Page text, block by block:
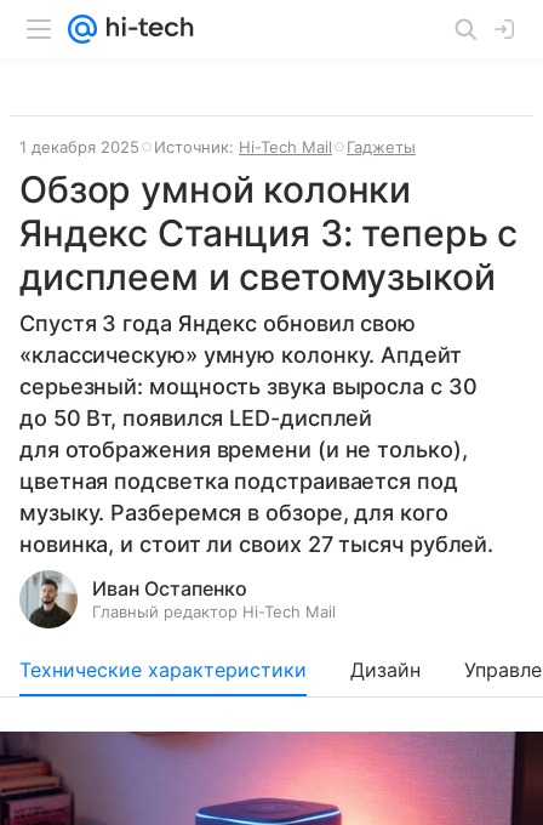
1 декабря 2025 Источник: Hi-Tech Mail Гаджеты
Обзор умной колонки
Яндекс Станция 3: теперь с
дисплеем и светомузыкой
Спустя 3 года Яндекс обновил свою
«классическую» умную колонку. Апдейт
серьезный: мощность звука выросла с 30
до 50 Вт, появился LED-дисплей
для отображения времени (и не только),
цветная подсветка подстраивается под
музыку. Разберемся в обзоре, для кого
новинка, и стоит ли своих 27 тысяч рублей.
Иван Остапенко
Главный редактор Hi-Tech Mail
Технические характеристики Дизайн